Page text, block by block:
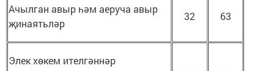
Ачылган авыр һәм аеруча авыр
җинаятьләр
32 63
Элек хөкем ителгәннәр